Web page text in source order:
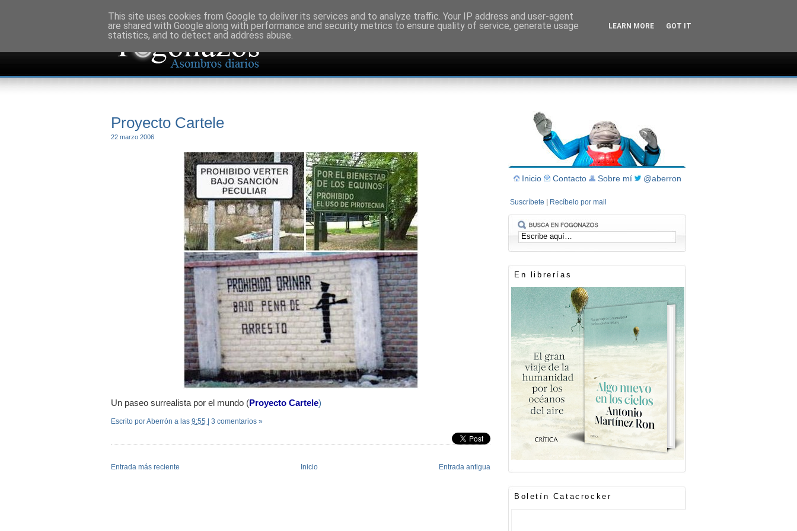
Proyecto Cartele
22 marzo 2006
Un paseo surrealista por el mundo (Proyecto Cartele)
Escrito por Aberrón a las 9:55 | 3 comentarios »
Entrada más reciente Entrada antigua
Inicio
Inicio Contacto Sobre mí @aberron
Suscríbete Recíbelo por mail
En librerías
Boletín Catacrocker
This site uses cookies from Google to deliver its services and to analyze traffic. Your IP address and user-agent
are shared with Google along with performance and security metrics to ensure quality of service, generate usage
statistics, and to detect and address abuse.
LEARN MORE GOT IT